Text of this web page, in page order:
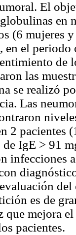
El
en
(6 mujeres
en el
de
las
se realizó
Las
2 pacientes
IgE > 91
infecciones
es de
que mejora
pacientes.